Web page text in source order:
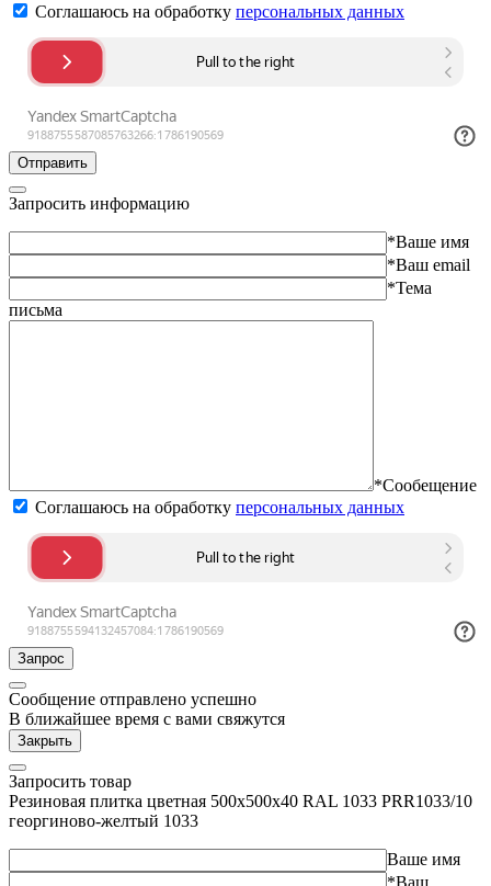
Соглашаюсь на обработку персональных данных
Отправить
Запросить информацию
*Ваше имя
*Ваш email
*Тема
письма
*Сообещение
Соглашаюсь на обработку персональных данных
Запрос
Сообщение отправлено успешно
В ближайшее время с вами свяжутся
Закрыть
Запросить товар
Резиновая плитка цветная 500х500х40 RAL 1033 PRR1033/10
георгиново-желтый 1033
Ваше имя
*Ваш